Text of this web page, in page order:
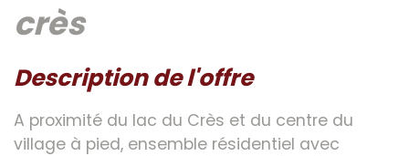
crès
description de l'offre
A proximité du lac du Crès et du centre du
village à pied, ensemble résidentiel avec